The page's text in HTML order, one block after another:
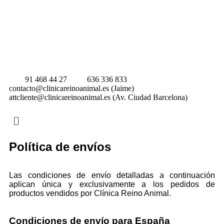
91 468 44 27
636 336 833
contacto@clinicareinoanimal.es (Jaime)
attcliente@clinicareinoanimal.es (Av. Ciudad Barcelona)
Política de envíos
Las condiciones de envío detalladas a continuación
aplican única y exclusivamente a los pedidos de
productos vendidos por Clínica Reino Animal.
Condiciones de envío para España